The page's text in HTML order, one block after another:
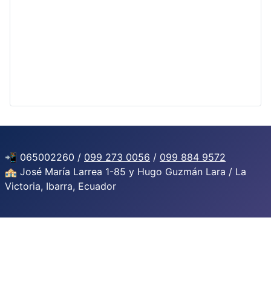
📲 065002260 / 099 273 0056 / 099 884 9572
🏤 José María Larrea 1-85 y Hugo Guzmán Lara / La
Victoria, Ibarra, Ecuador